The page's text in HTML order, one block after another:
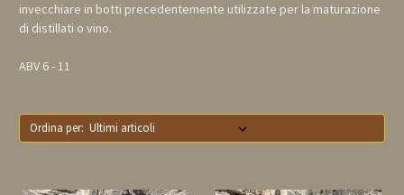
invecchiare in botti precedentemente utilizzate per la maturazione
di distillati o vino.
ABV 6 - 11
Ordina per: